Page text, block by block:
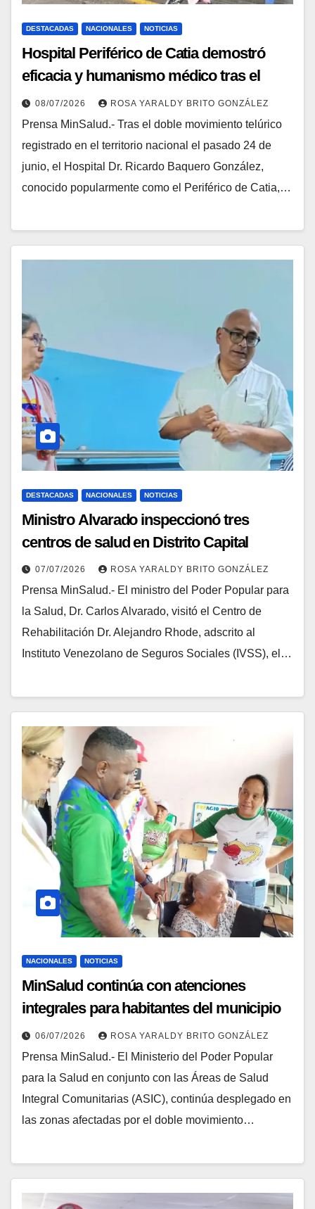
DESTACADAS NACIONALES NOTICIAS
Hospital Periférico de Catia demostró
eficacia y humanismo médico tras el
doble evento telúrico
08/07/2026 ROSA YARALDY BRITO GONZÁLEZ
Prensa MinSalud.- Tras el doble movimiento telúrico
registrado en el territorio nacional el pasado 24 de
junio, el Hospital Dr. Ricardo Baquero González,
conocido popularmente como el Periférico de Catia,…
DESTACADAS NACIONALES NOTICIAS
Ministro Alvarado inspeccionó tres
centros de salud en Distrito Capital
07/07/2026 ROSA YARALDY BRITO GONZÁLEZ
Prensa MinSalud.- El ministro del Poder Popular para
la Salud, Dr. Carlos Alvarado, visitó el Centro de
Rehabilitación Dr. Alejandro Rhode, adscrito al
Instituto Venezolano de Seguros Sociales (IVSS), el…
NACIONALES NOTICIAS
MinSalud continúa con atenciones
integrales para habitantes del municipio
Veroes
06/07/2026 ROSA YARALDY BRITO GONZÁLEZ
Prensa MinSalud.- El Ministerio del Poder Popular
para la Salud en conjunto con las Áreas de Salud
Integral Comunitarias (ASIC), continúa desplegado en
las zonas afectadas por el doble movimiento…